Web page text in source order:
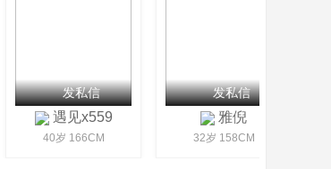
发私信
遇见x559
40岁 166CM
发私信
雅倪
32岁 158CM